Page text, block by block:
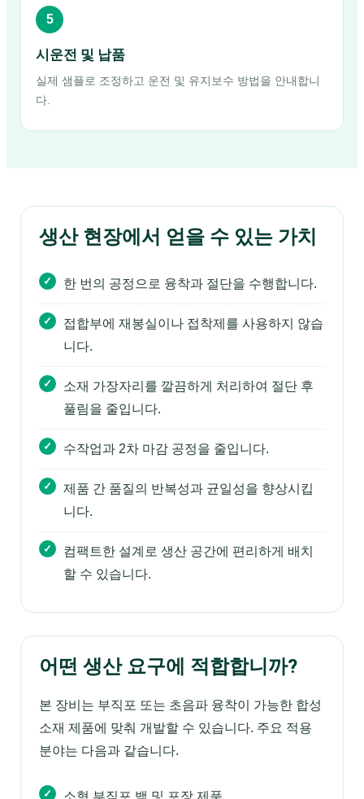
5
시운전 및 납품
실제 샘플로 조정하고 운전 및 유지보수 방법을 안내합니
다.
생산 현장에서 얻을 수 있는 가치
한 번의 공정으로 융착과 절단을 수행합니다.
접합부에 재봉실이나 접착제를 사용하지 않습
니다.
소재 가장자리를 깔끔하게 처리하여 절단 후
풀림을 줄입니다.
수작업과 2차 마감 공정을 줄입니다.
제품 간 품질의 반복성과 균일성을 향상시킵
니다.
컴팩트한 설계로 생산 공간에 편리하게 배치
할 수 있습니다.
어떤 생산 요구에 적합합니까?
본 장비는 부직포 또는 초음파 융착이 가능한 합성
소재 제품에 맞춰 개발할 수 있습니다. 주요 적용
분야는 다음과 같습니다.
소형 부직포 백 및 포장 제품.